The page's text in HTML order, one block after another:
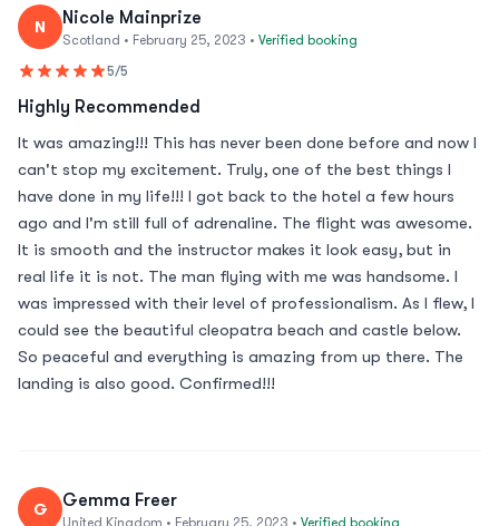
N Nicole Mainprize
Scotland • February 25, 2023 • Verified booking
5/5
Highly Recommended
It was amazing!!! This has never been done before and now I
can't stop my excitement. Truly, one of the best things I
have done in my life!!! I got back to the hotel a few hours
ago and I'm still full of adrenaline. The flight was awesome.
It is smooth and the instructor makes it look easy, but in
real life it is not. The man flying with me was handsome. I
was impressed with their level of professionalism. As I flew, I
could see the beautiful cleopatra beach and castle below.
So peaceful and everything is amazing from up there. The
landing is also good. Confirmed!!!
G Gemma Freer
United Kingdom • February 25, 2023 • Verified booking